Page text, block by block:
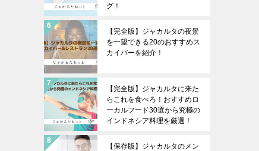
グ！
【完全版】ジャカルタの夜景
を一望できる20のおすすめス
カイバーを紹介！
【完全版】ジャカルタに来た
らこれを食べろ！おすすめロ
ーカルフード30選から究極の
インドネシア料理を厳選！
【保存版】ジャカルタのメン